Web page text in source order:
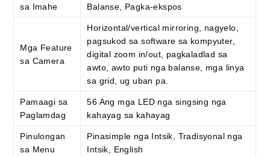
sa Imahe
Balanse, Pagka-ekspos
Mga Feature
sa Camera
Horizontal/vertical mirroring, nagyelo,
pagsukod sa software sa kompyuter,
digital zoom in/out, pagkaladlad sa
awto, awto puti nga balanse, mga linya
sa grid, ug uban pa.
Pamaagi sa
Paglamdag
56 Ang mga LED nga singsing nga
kahayag sa kahayag
Pinulongan
sa Menu
Pinasimple nga Intsik, Tradisyonal nga
Intsik, English